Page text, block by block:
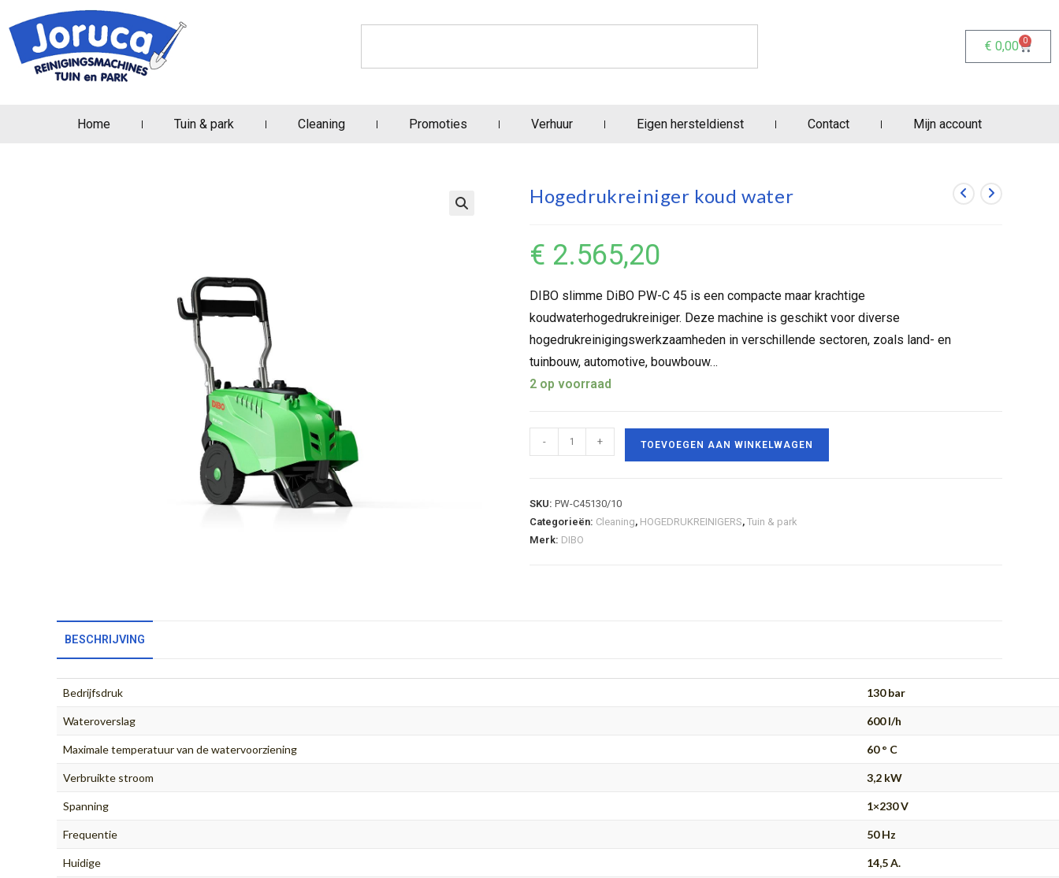
€ 0,00 0
Home Tuin & park Cleaning Promoties Verhuur Eigen hersteldienst Contact Mijn account
Hogedrukreiniger koud water
€ 2.565,20
DIBO slimme DiBO PW-C 45 is een compacte maar krachtige
koudwaterhogedrukreiniger. Deze machine is geschikt voor diverse
hogedrukreinigingswerkzaamheden in verschillende sectoren, zoals land- en
tuinbouw, automotive, bouwbouw…
2 op voorraad
- + TOEVOEGEN AAN WINKELWAGEN
SKU: PW-C45130/10
Categorieën: Cleaning, HOGEDRUKREINIGERS, Tuin & park
Merk: DIBO
BESCHRIJVING
Bedrijfsdruk 130 bar
Wateroverslag 600 l/h
Maximale temperatuur van de watervoorziening 60 ° C
Verbruikte stroom 3,2 kW
Spanning 1×230 V
Frequentie 50 Hz
Huidige 14,5 A.